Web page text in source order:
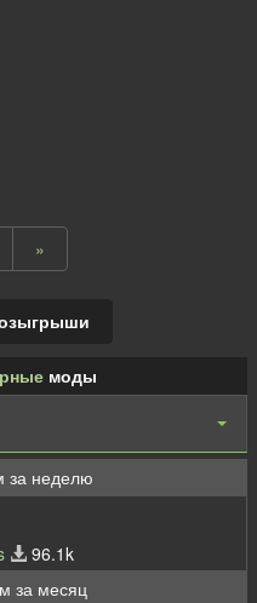
»
моды
за неделю
96.1k
за месяц